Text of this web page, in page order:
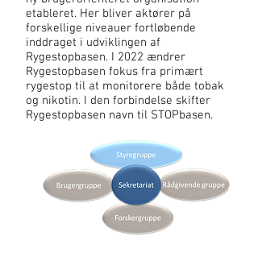
etableret. Her bliver aktører på
forskellige niveauer fortløbende
inddraget i udviklingen af
Rygestopbasen. I 2022 ændrer
Rygestopbasen fokus fra primært
rygestop til at monitorere både tobak
og nikotin. I den forbindelse skifter
Rygestopbasen navn til STOPbasen.